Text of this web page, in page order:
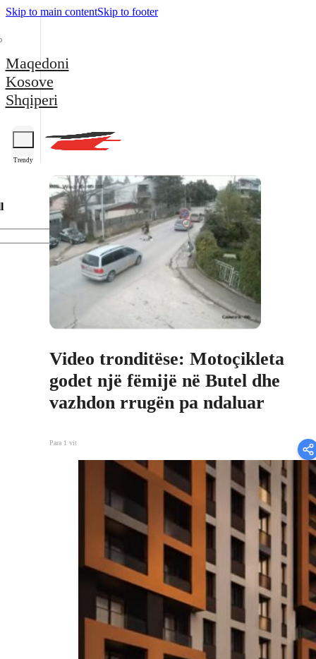
Skip to main contentSkip to footer
Maqedoni
Kosove
Shqiperi
Trendy
Video tronditëse: Motoçikleta
godet një fëmijë në Butel dhe
vazhdon rrugën pa ndaluar
Para 1 vit